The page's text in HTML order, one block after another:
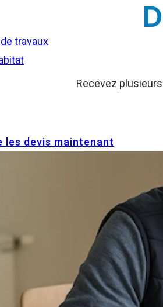
travaux
Recevez
les devis maintenant